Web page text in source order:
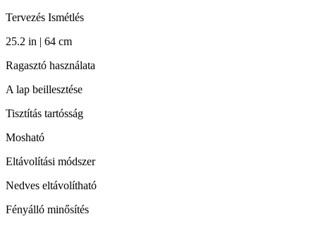
Tervezés Ismétlés
25.2 in | 64 cm
Ragasztó használata
A lap beillesztése
Tisztítás tartósság
Mosható
Eltávolítási módszer
Nedves eltávolítható
Fényálló minősítés